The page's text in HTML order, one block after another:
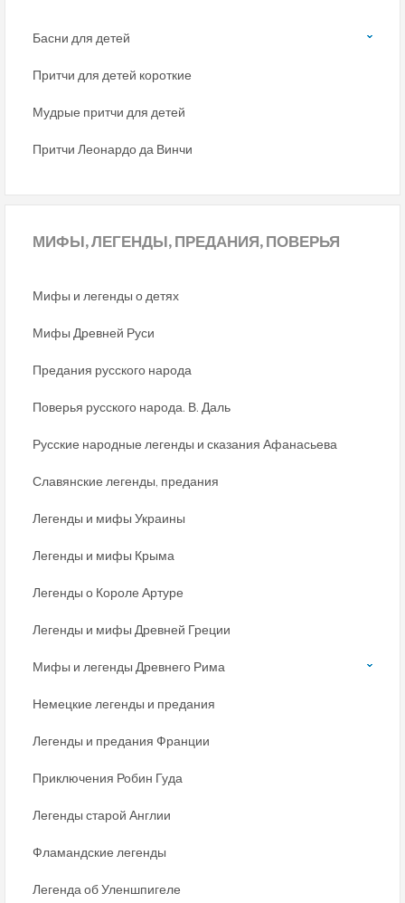
Басни для детей
Притчи для детей короткие
Мудрые притчи для детей
Притчи Леонардо да Винчи
МИФЫ,ЛЕГЕНДЫ, ПРЕДАНИЯ, ПОВЕРЬЯ
Мифы и легенды о детях
Мифы Древней Руси
Предания русского народа
Поверья русского народа. В. Даль
Русские народные легенды и сказания Афанасьева
Славянские легенды, предания
Легенды и мифы Украины
Легенды и мифы Крыма
Легенды о Короле Артуре
Легенды и мифы Древней Греции
Мифы и легенды Древнего Рима
Немецкие легенды и предания
Легенды и предания Франции
Приключения Робин Гуда
Легенды старой Англии
Фламандские легенды
Легенда об Уленшпигеле